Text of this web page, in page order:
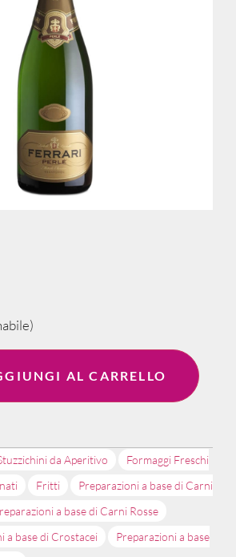
AL CARRELLO
da Aperitivo
Formaggi Freschi
Fritti
Preparazioni a base di Carni
a base di Carni Rosse
a base di Crostacei
Preparazioni a base